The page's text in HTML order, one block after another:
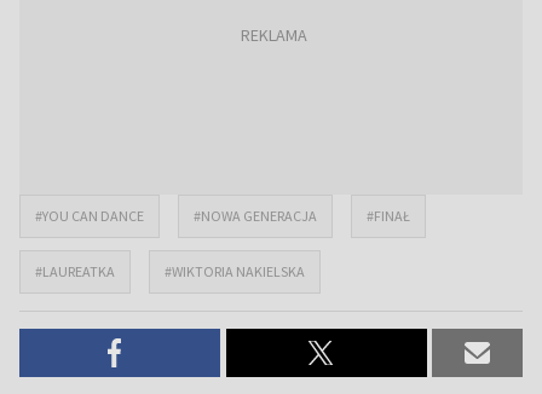
#YOU CAN DANCE #NOWA GENERACJA #FINAŁ
#LAUREATKA #WIKTORIA NAKIELSKA